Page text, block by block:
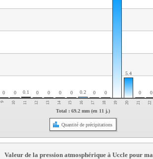
9 10 11 12 13 14 15 16 17 18 19 20 21 22
Total : 69.2 mm (en 11 j.)
0 0 0.1 0 0 0 0 0.2 0 0
5.4
0 0
Quantité de précipitations
Valeur de la pression atmosphérique à Uccle pour